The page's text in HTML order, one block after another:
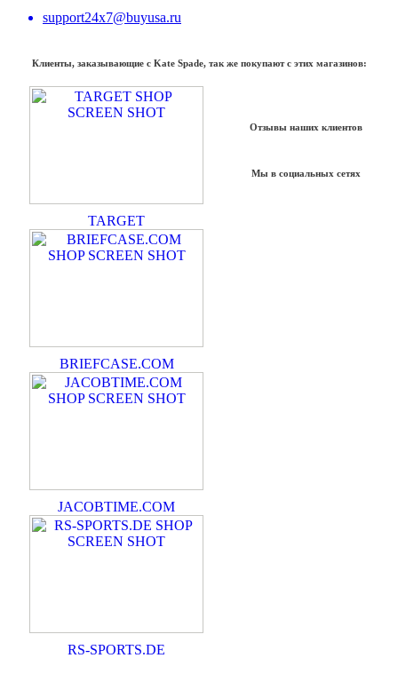
support24x7@buyusa.ru
Клиенты, заказывающие с Kate Spade, так же покупают с этих магазинов:
TARGET
BRIEFCASE.COM
JACOBTIME.COM
RS-SPORTS.DE
Отзывы наших клиентов
Мы в социальных сетях